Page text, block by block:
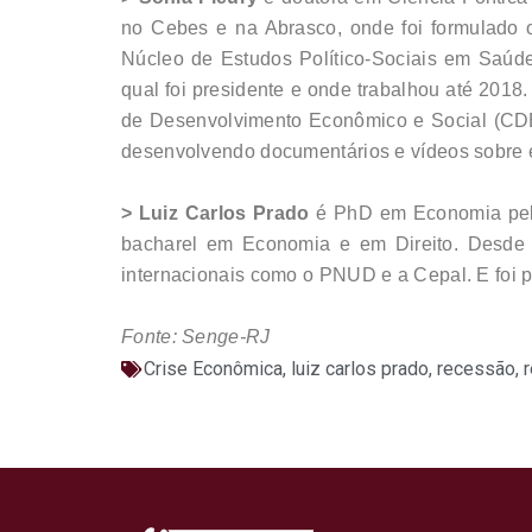
no Cebes e na Abrasco, onde foi
Núcleo de Estudos Político-Sociais em
qual foi presidente e onde trabalhou até
de Desenvolvimento Econômico e Social
desenvolvendo documentários e vídeos
> Luiz Carlos Prado é PhD em Economia
bacharel em Economia e em Direito.
internacionais como o PNUD e a Cepal. E foi
Fonte: Senge-RJ
Crise Econômica, luiz carlos prado, recessão,